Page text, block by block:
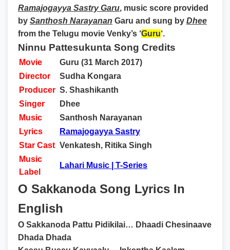
Ramajogayya Sastry Garu, music score provided
by Santhosh Narayanan Garu and sung by Dhee
from the Telugu movie Venky’s ‘Guru‘.
Ninnu Pattesukunta Song Credits
Movie
Guru (31 March 2017)
Director
Sudha Kongara
Producer S. Shashikanth
Singer
Dhee
Music
Santhosh Narayanan
Lyrics
Ramajogayya Sastry
Star Cast Venkatesh, Ritika Singh
Music
Label
Lahari Music | T-Series
O Sakkanoda Song Lyrics In
English
O Sakkanoda Pattu Pidikilai… Dhaadi Chesinaave
Dhada Dhada